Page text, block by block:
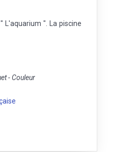
L'aquarium ". La piscine
- Couleur